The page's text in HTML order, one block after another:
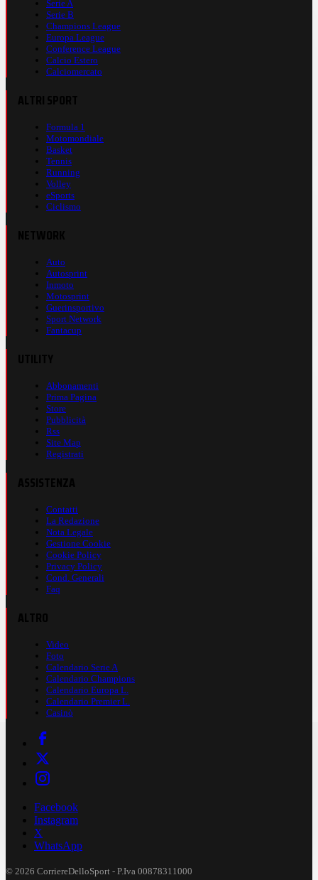
Serie A
Serie B
Champions League
Europa League
Conference League
Calcio Estero
Calciomercato
Formula 1
Motomondiale
Basket
Tennis
Running
Volley
eSports
Ciclismo
Auto
Autosprint
Inmoto
Motosprint
Guerinsportivo
Sport Network
Fantacup
Abbonamenti
Prima Pagina
Store
Pubblicità
Rss
Site Map
Registrati
Contatti
La Redazione
Nota Legale
Gestione Cookie
Cookie Policy
Privacy Policy
Cond. Generali
Faq
Video
Foto
Calendario Serie A
Calendario Champions
Calendario Europa L.
Calendario Premier L.
Casinò
Facebook
Instagram
X
WhatsApp
© 2026 CorriereDelloSport - P.Iva 00878311000